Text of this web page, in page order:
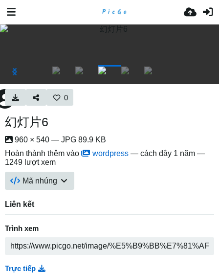
0
幻灯片6
960 × 540 — JPG 89.9 KB
Hoàn thành thêm vào
wordpress — cách đây 1 năm —
1249 lượt xem
Mã nhúng
Liên kết
Trình xem
Trực tiếp